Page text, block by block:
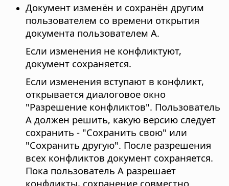
Документ изменён и сохранён другим
пользователем со времени открытия
документа пользователем А.
Если изменения не конфликтуют,
документ сохраняется.
Если изменения вступают в конфликт,
открывается диалоговое окно
"Разрешение конфликтов". Пользователь
А должен решить, какую версию следует
сохранить - "Сохранить свою" или
"Сохранить другую". После разрешения
всех конфликтов документ сохраняется.
Пока пользователь А разрешает
конфликты, сохранение совместно